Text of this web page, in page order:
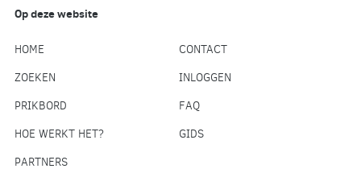
Op deze website
HOME
CONTACT
ZOEKEN
INLOGGEN
PRIKBORD
FAQ
HOE WERKT HET?
GIDS
PARTNERS